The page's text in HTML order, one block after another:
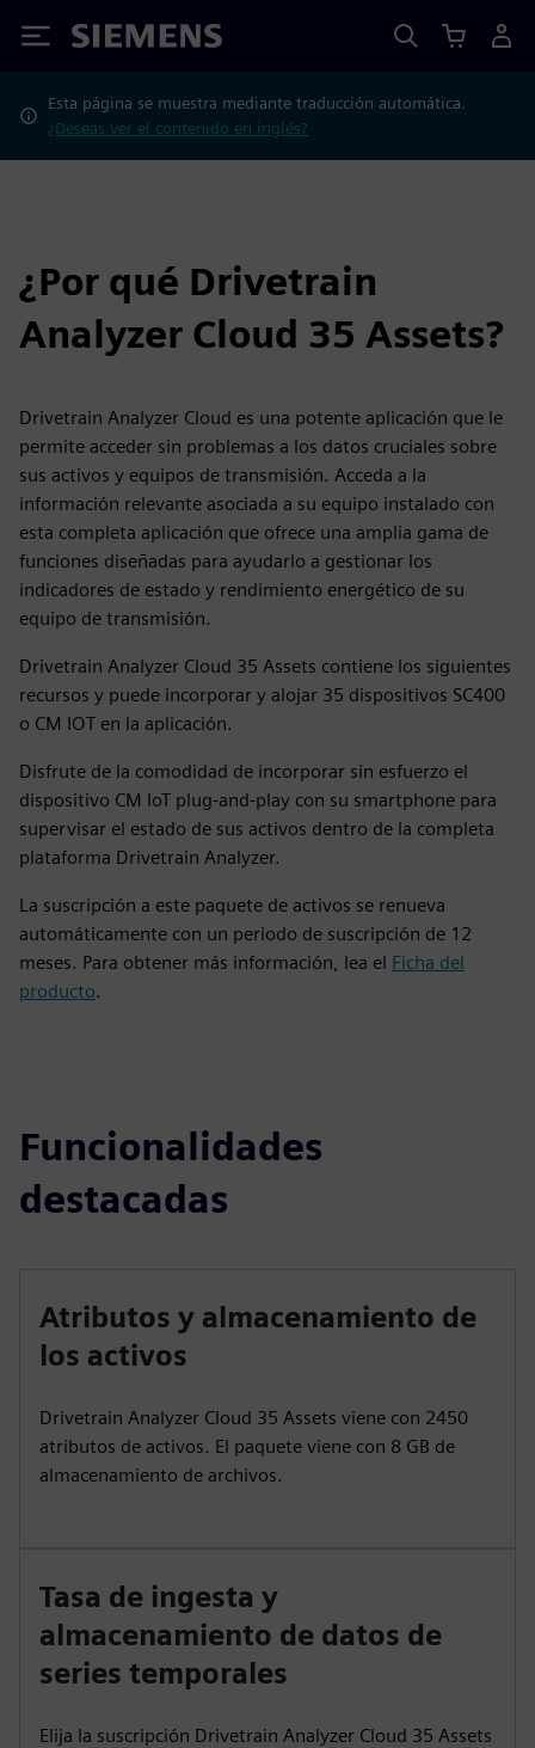
Siemens
Esta página se muestra mediante traducción automática.
¿Deseas ver el contenido en inglés?
¿Por qué Drivetrain
Analyzer Cloud 35 Assets?
Drivetrain Analyzer Cloud es una potente aplicación que le
permite acceder sin problemas a los datos cruciales sobre
sus activos y equipos de transmisión. Acceda a la
información relevante asociada a su equipo instalado con
esta completa aplicación que ofrece una amplia gama de
funciones diseñadas para ayudarlo a gestionar los
indicadores de estado y rendimiento energético de su
equipo de transmisión.
Drivetrain Analyzer Cloud 35 Assets contiene los siguientes
recursos y puede incorporar y alojar 35 dispositivos SC400
o CM IOT en la aplicación.
Disfrute de la comodidad de incorporar sin esfuerzo el
dispositivo CM IoT plug-and-play con su smartphone para
supervisar el estado de sus activos dentro de la completa
plataforma Drivetrain Analyzer.
La suscripción a este paquete de activos se renueva
automáticamente con un periodo de suscripción de 12
meses. Para obtener más información, lea el Ficha del
producto.
Funcionalidades
destacadas
Atributos y almacenamiento de
los activos
Drivetrain Analyzer Cloud 35 Assets viene con 2450
atributos de activos. El paquete viene con 8 GB de
almacenamiento de archivos.
Tasa de ingesta y
almacenamiento de datos de
series temporales
Elija la suscripción Drivetrain Analyzer Cloud 35 Assets